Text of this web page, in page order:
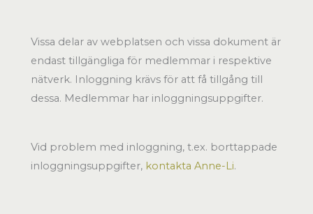
Vissa delar av webplatsen och vissa dokument är
endast tillgängliga för medlemmar i respektive
nätverk. Inloggning krävs för att få tillgång till
dessa. Medlemmar har inloggningsuppgifter.
Vid problem med inloggning, t.ex. borttappade
inloggningsuppgifter, kontakta Anne-Li.